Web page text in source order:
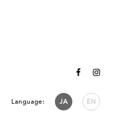
Language: JA EN